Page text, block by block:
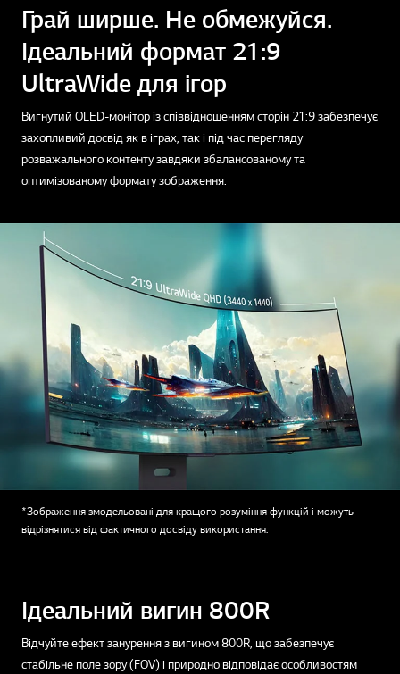
Грай ширше. Не обмежуйся.
Ідеальний формат 21:9
UltraWide для ігор
Вигнутий OLED-монітор із співвідношенням сторін 21:9 забезпечує
захопливий досвід як в іграх, так і під час перегляду
розважального контенту завдяки збалансованому та
оптимізованому формату зображення.
*Зображення змодельовані для кращого розуміння функцій і можуть
відрізнятися від фактичного досвіду використання.
Ідеальний вигин 800R
Відчуйте ефект занурення з вигином 800R, що забезпечує
стабільне поле зору (FOV) і природно відповідає особливостям